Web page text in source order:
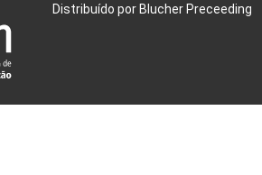
Distribuído por Blucher Preceeding